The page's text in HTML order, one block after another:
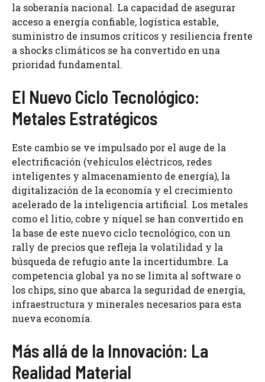
la soberanía nacional. La capacidad de asegurar
acceso a energía confiable, logística estable,
suministro de insumos críticos y resiliencia frente
a shocks climáticos se ha convertido en una
prioridad fundamental.
El Nuevo Ciclo Tecnológico:
Metales Estratégicos
Este cambio se ve impulsado por el auge de la
electrificación (vehículos eléctricos, redes
inteligentes y almacenamiento de energía), la
digitalización de la economía y el crecimiento
acelerado de la inteligencia artificial. Los metales
como el litio, cobre y níquel se han convertido en
la base de este nuevo ciclo tecnológico, con un
rally de precios que refleja la volatilidad y la
búsqueda de refugio ante la incertidumbre. La
competencia global ya no se limita al software o
los chips, sino que abarca la seguridad de energía,
infraestructura y minerales necesarios para esta
nueva economía.
Más allá de la Innovación: La
Realidad Material